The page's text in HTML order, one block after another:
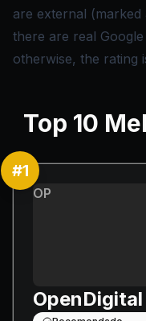
are external
there are real
otherwise, the rating
Top 10
#1
OP
OpenDigital